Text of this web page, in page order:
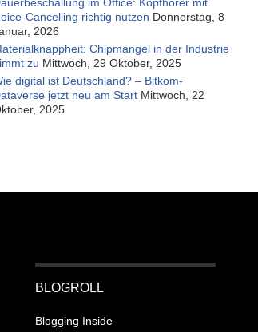
Cancelling richtig nutzen Donnerstag, 8
2026
Chipmangel in der Industrie
zu Mittwoch, 29 Oktober, 2025
digital ist Deutschland? – Bitkom-
jetzt neu am Start Mittwoch, 22
2025
BLOGROLL
Blogging Inside